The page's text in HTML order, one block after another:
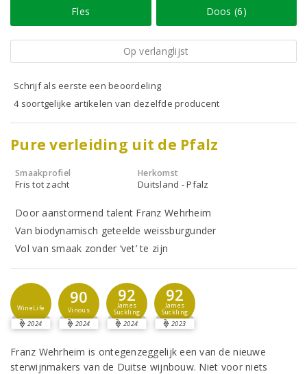
Fles Doos (6)
Op verlanglijst
Schrijf als eerste een beoordeling
4 soortgelijke artikelen van dezelfde producent
Pure verleiding uit de Pfalz
Smaakprofiel
Fris tot zacht
Herkomst
Duitsland - Pfalz
Door aanstormend talent Franz Wehrheim
Van biodynamisch geteelde weissburgunder
Vol van smaak zonder ‘vet’ te zijn
WineLife
2024
90
Vinous
2024
92
James
Suckling
2024
92
James
Suckling
2023
Franz Wehrheim is ontegenzeggelijk een van de nieuwe
sterwijnmakers van de Duitse wijnbouw. Niet voor niets